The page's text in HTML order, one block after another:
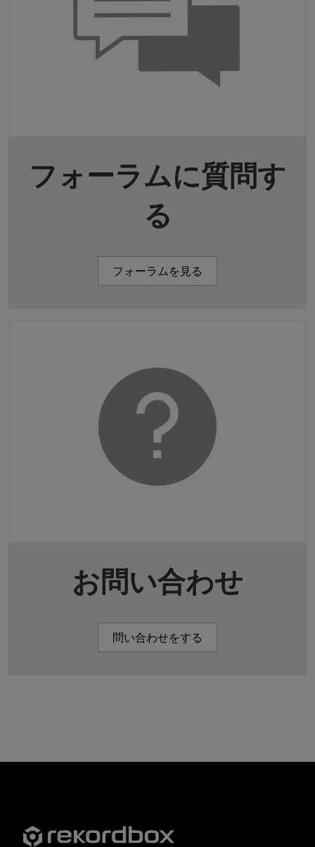
フォーラムに質問す
る
フォーラムを見る
お問い合わせ
問い合わせをする